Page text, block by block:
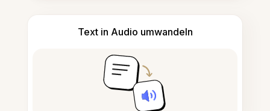
Text in Audio umwandeln